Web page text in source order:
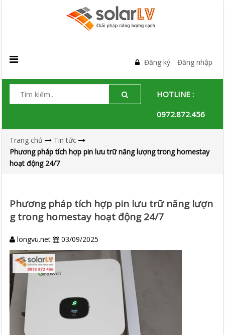
Đăng ký Đăng nhập
HOTLINE :
0972.872.456
Trang chủ
Tin tức
Phương pháp tích hợp pin lưu trữ năng lượng trong homestay
hoạt động 24/7
Phương pháp tích hợp pin lưu trữ năng lượn
g trong homestay hoạt động 24/7
longvu.net 03/09/2025